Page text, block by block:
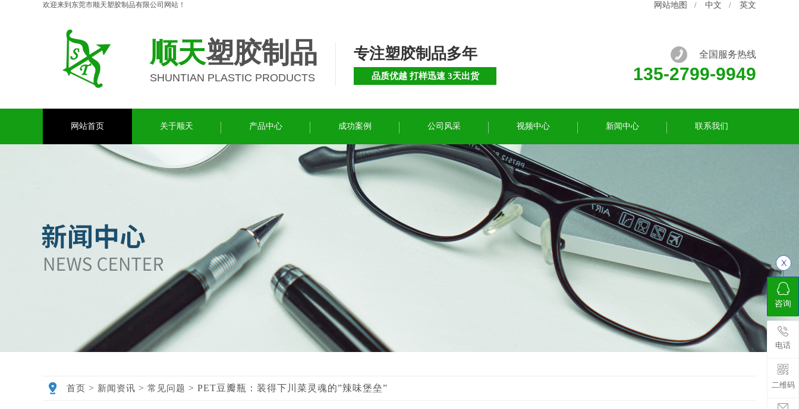
欢迎来到东莞市顺天塑胶制品有限公司网站！ 网站地图 / 中文 / 英文
顺天塑胶制品
SHUNTIAN PLASTIC PRODUCTS
专注塑胶制品多年
品质优越 打样迅速 3天出货
全国服务热线
135-2799-9949
网站首页 关于顺天 产品中心 成功案例 公司风采 视频中心 新闻中心 联系我们
首页 > 新闻资讯 > 常见问题 > PET豆瓣瓶：装得下川菜灵魂的”辣味堡垒”
咨询
电话
二维码